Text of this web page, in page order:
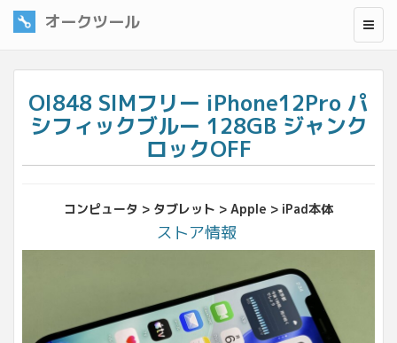
オークツール
OI848 SIMフリー iPhone12Pro パ
シフィックブルー 128GB ジャンク
ロックOFF
コンピュータ > タブレット > Apple > iPad本体
ストア情報